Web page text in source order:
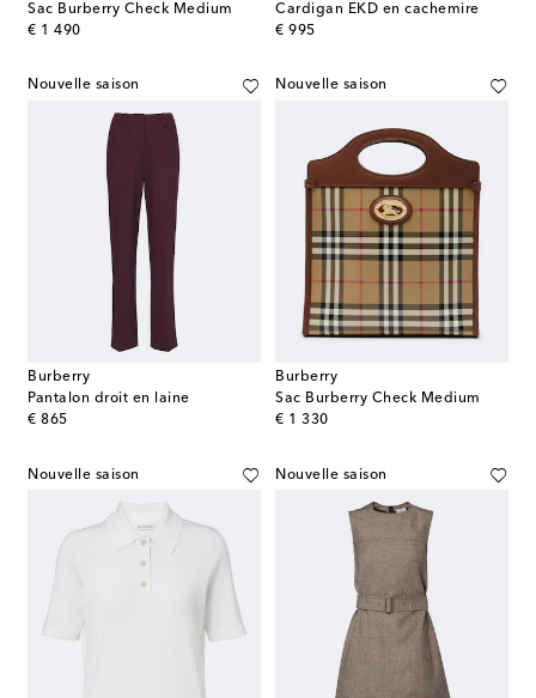
Sac Burberry Check Medium
€ 1 490
original price
Cardigan EKD en cachemire
€ 995
original price
Nouvelle saison
Burberry
Pantalon droit en laine
€ 865
original price
Nouvelle saison
Burberry
Sac Burberry Check Medium
€ 1 330
original price
Nouvelle saison Nouvelle saison